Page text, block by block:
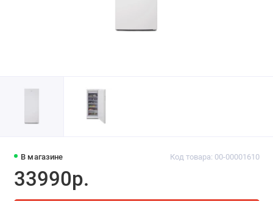
В магазине Код товара: 00-00001610
33990р.